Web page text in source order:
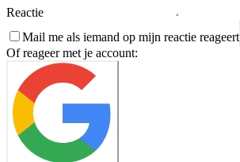
Reactie
Mail me als iemand op mijn reactie reageert
Of reageer met je account: